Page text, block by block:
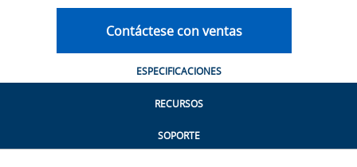
Contáctese con ventas
ESPECIFICACIONES
RECURSOS
SOPORTE